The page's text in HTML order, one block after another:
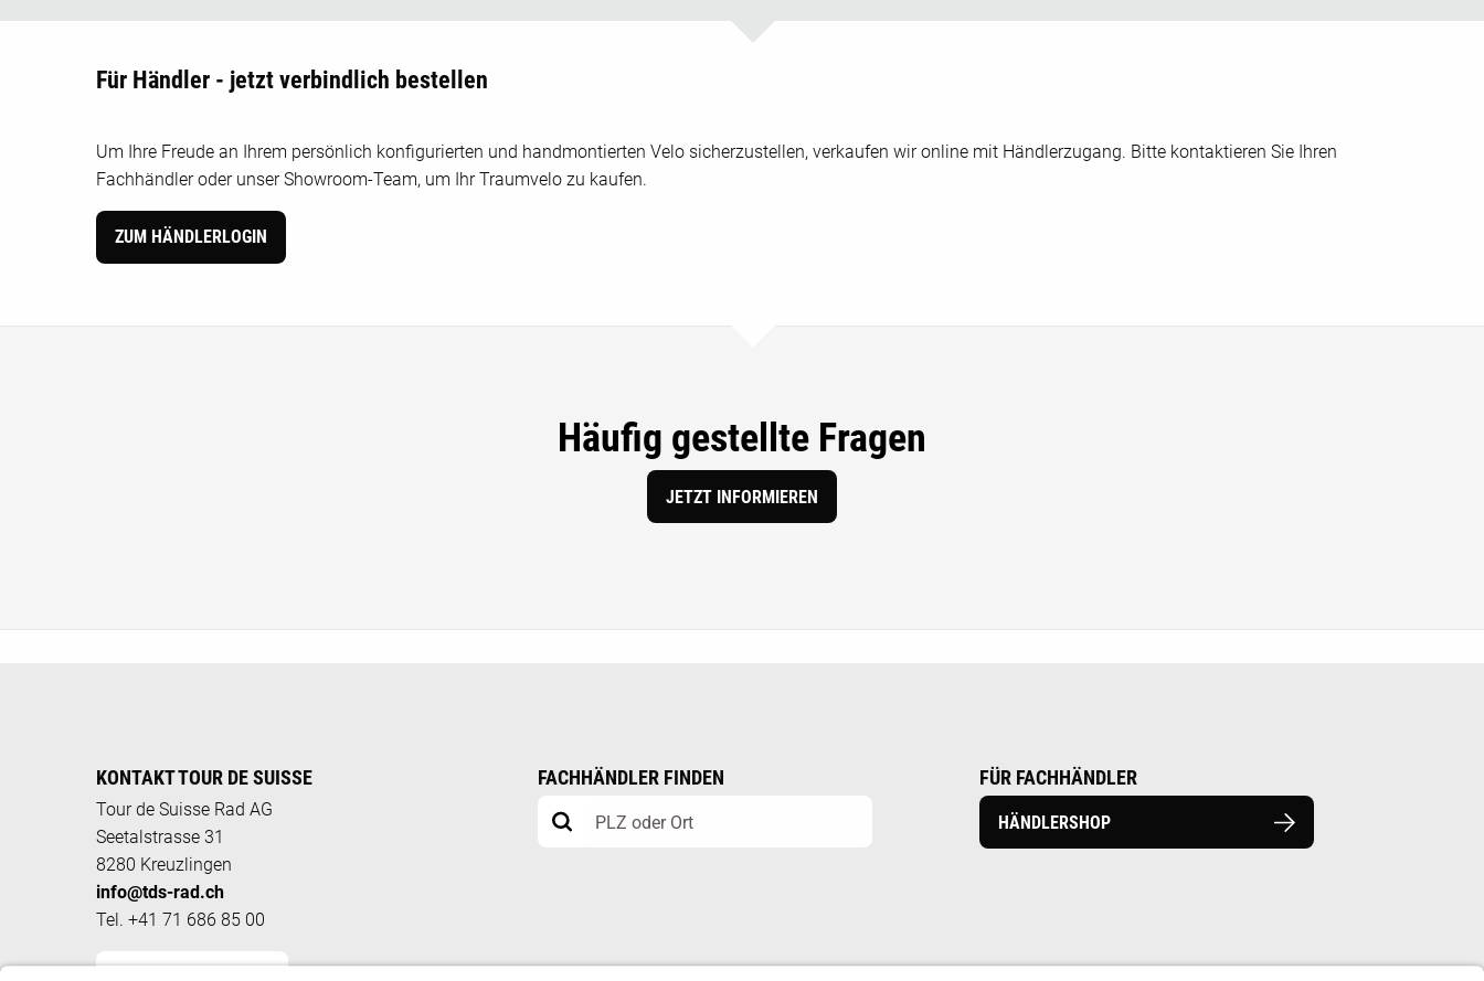
Für Händler - jetzt verbindlich bestellen
Um Ihre Freude an Ihrem persönlich konfigurierten und handmontierten Velo sicherzustellen, verkaufen wir online mit Händlerzugang. Bitte kontaktieren Sie Ihren
Fachhändler oder unser Showroom-Team, um Ihr Traumvelo zu kaufen.
ZUM HÄNDLERLOGIN
Häufig gestellte Fragen
JETZT INFORMIEREN
KONTAKT TOUR DE SUISSE
Tour de Suisse Rad AG
Seetalstrasse 31
8280 Kreuzlingen
info@tds-rad.ch
Tel. +41 71 686 85 00
FACHHÄNDLER FINDEN FÜR FACHHÄNDLER
HÄNDLERSHOP